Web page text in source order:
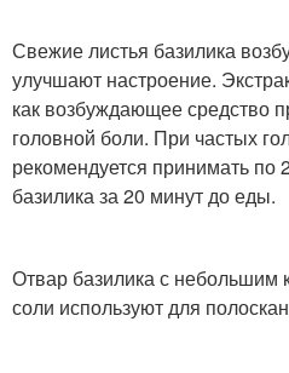
Свежие листья базилика
улучшают настроение.
как возбуждающее средство
головной боли. При частых
рекомендуется принимать по
базилика за 20 минут до еды.
Отвар базилика с небольшим
соли используют для